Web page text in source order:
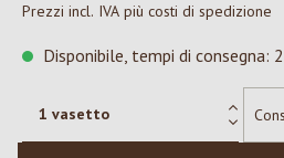
Prezzi incl. IVA più costi di spedizione
Disponibile, tempi di consegna: